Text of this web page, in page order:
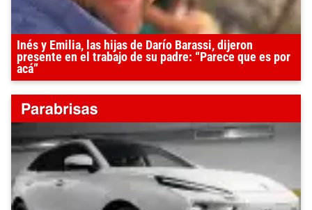
Inés y Emilia, las hijas de Darío Barassi, dijeron
presente en el trabajo de su padre: “Parece que es por
acá”